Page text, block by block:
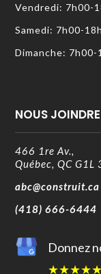
Vendredi: 7h00-
Samedi: 7h00-
Dimanche: 7h00-
NOUS JOINDRE
466 1re Av.,
Québec, QC G1L
abc@construit.ca
(418) 666-6444
Donnez
★★★★★